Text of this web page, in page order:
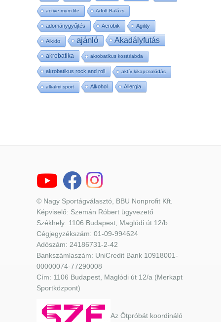
active mum life Adolf Balázs
adománygyűjtés Aerobik Agility
Aikido ajánló Akadályfutás
akrobatika akrobatikus kosárlabda
akrobatikus rock and roll aktív kikapcsolódás
alkalmi sport Alkohol Allergia
© Nagy Sportágválasztó, BBU Nonprofit Kft.
Képviselő: Szemán Róbert ügyvezető
Székhely: 1106 Budapest, Maglódi út 12/b
Cégjegyzékszám: 01-09-994624
Adószám: 24186731-2-42
Bankszámlaszám: UniCredit Bank 10918001-
00000074-77290008
Cím: 1106 Budapest, Maglódi út 12/a (Merkapt
Sportközpont)
Az Ötpróbát koordináló